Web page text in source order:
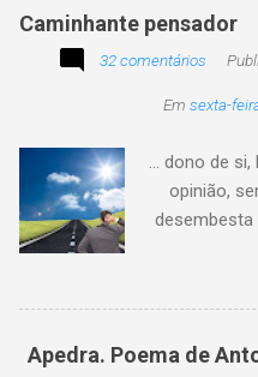
Caminhante pensador
32 comentários
Em sexta-
... dono de
opinião,
desembesta
sem
Apon.
Apedra. Poema de